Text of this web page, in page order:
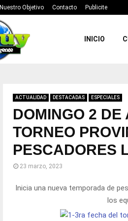
Nuestro Objetivo Contacto Publicite
INICIO
ACTUALIDAD DESTACADAS ESPECIALES
DOMINGO 2
TORNEO
PESCADORES
23 marzo, 2023
Inicia una nueva temporada de
los